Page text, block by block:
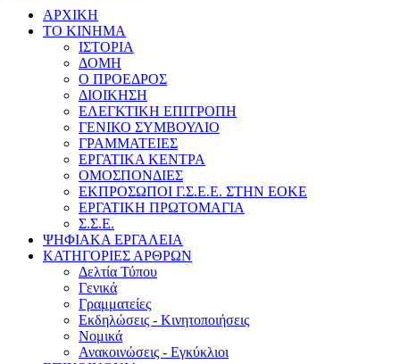
ΑΡΧΙΚΗ
ΤΟ ΚΙΝΗΜΑ
ΙΣΤΟΡΙΑ
ΔΟΜΗ
Ο ΠΡΟΕΔΡΟΣ
ΔΙΟΙΚΗΣΗ
ΕΛΕΓΚΤΙΚΗ ΕΠΙΤΡΟΠΗ
ΓΕΝΙΚΟ ΣΥΜΒΟΥΛΙΟ
ΓΡΑΜΜΑΤΕΙΕΣ
ΕΡΓΑΤΙΚΑ ΚΕΝΤΡΑ
ΟΜΟΣΠΟΝΔΙΕΣ
ΕΚΠΡΟΣΩΠΟΙ Γ.Σ.Ε.Ε. ΣΤΗΝ ΕΟΚΕ
ΕΡΓΑΤΙΚΗ ΠΡΩΤΟΜΑΓΙΑ
Σ.Σ.Ε.
ΨΗΦΙΑΚΑ ΕΡΓΑΛΕΙΑ
ΚΑΤΗΓΟΡΙΕΣ ΑΡΘΡΩΝ
Δελτία Τύπου
Γενικά
Γραμματείες
Εκδηλώσεις - Κινητοποιήσεις
Νομικά
Ανακοινώσεις - Εγκύκλιοι